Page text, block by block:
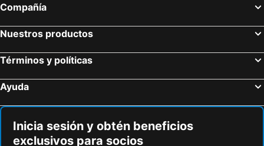
Hoteles en Portugal
Compañía
Nuestros productos
Términos y políticas
Ayuda
Inicia sesión y obtén beneficios
exclusivos para socios